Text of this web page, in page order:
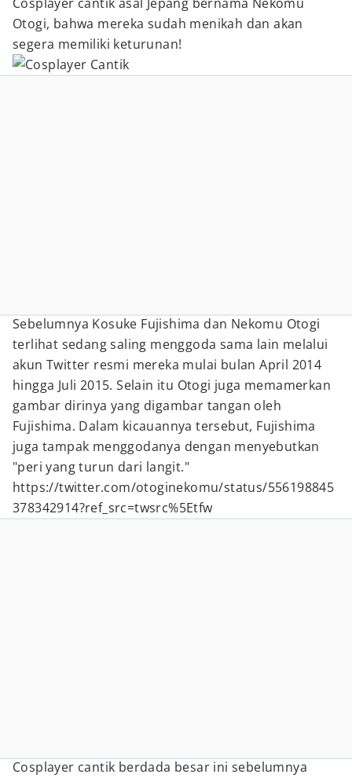
Otogi, bahwa mereka sudah menikah dan akan
segera memiliki keturunan!
Sebelumnya Kosuke Fujishima dan Nekomu Otogi
terlihat sedang saling menggoda sama lain melalui
akun Twitter resmi mereka mulai bulan April 2014
hingga Juli 2015. Selain itu Otogi juga memamerkan
gambar dirinya yang digambar tangan oleh
Fujishima. Dalam kicauannya tersebut, Fujishima
juga tampak menggodanya dengan menyebutkan
"peri yang turun dari langit."
https://twitter.com/otoginekomu/status/556198845
378342914?ref_src=twsrc%5Etfw
Cosplayer cantik berdada besar ini sebelumnya